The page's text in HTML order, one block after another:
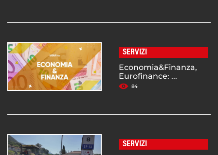
SERVIZI
Economia&Finanza,
Eurofinance: ...
84
SERVIZI